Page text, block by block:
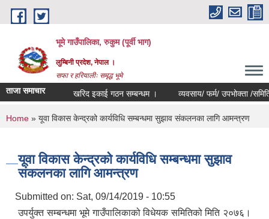
Skip to main content
भूमे गाउँपालिका, रुकुम (पूर्वी भाग)
लुम्बिनी प्रदेश, नेपाल ।
सफा र हरियालीः समृद्ध भूमे
ताजा समाचार खरिद इकाई गठन सम्बन्धम । व्यवसाय/ फर्म/ उपभोक्ता /समिति/
You are here
Home » यूवा विकास केन्द्रको कार्यविधि सम्बन्धमा सुझाव संकलनका लागि आमन्त्रण
यूवा विकास केन्द्रको कार्यविधि सम्बन्धमा सुझाव
संकलनका लागि आमन्त्रण
Submitted on: Sat, 09/14/2019 - 10:55
उपर्युक्त सम्बन्धमा भूमे गाउँपालिकाको विधेयक समितिको मिति २०७६।